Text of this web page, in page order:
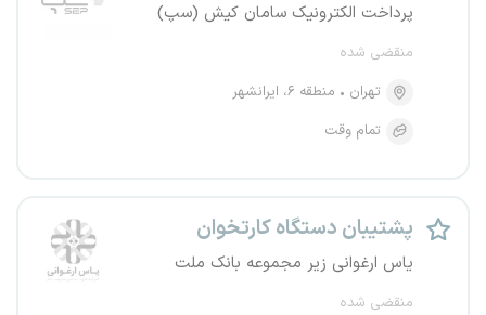
پرداخت الکترونیک سامان کیش (سپ)
منقضی شده
تهران
منطقه ۶، ایرانشهر
تمام وقت
پشتیبان دستگاه کارتخوان
یاس ارغوانی زیر مجموعه بانک ملت
منقضی شده